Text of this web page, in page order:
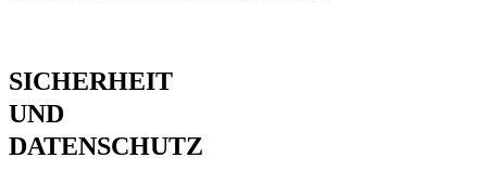
SICHERHEIT
UND
DATENSCHUTZ